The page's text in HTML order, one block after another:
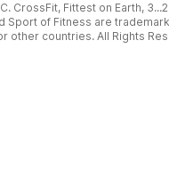
CrossFit, Fittest on Earth,
Sport of Fitness are
other countries. All Rights